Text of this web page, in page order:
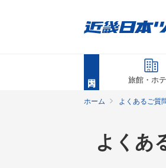
旅館・ホ
ホーム よくあるご質
よくあ